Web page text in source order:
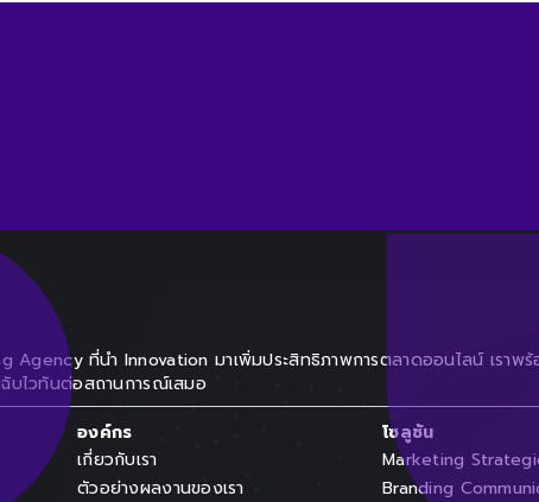
Agency ที่นำ Innovation มาเพิ่มประสิทธิภาพการตลาดออนไลน์ เราพ
บไวทันต่อสถานการณ์เสมอ
องค์กร
เกี่ยวกับเรา
ตัวอย่างผลงานของเรา
โซลูชัน
Marketing
Branding